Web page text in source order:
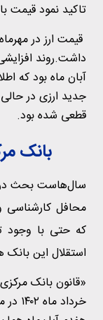
تاکید نمود قیمت
داشت.روند
آبان ماه بود که
جدید ارزی در
قطعی شده بود.
بانک
سال‌هاست بحث
محافل
که حتی با وجود
استقلال این بانک
«قانون بانک